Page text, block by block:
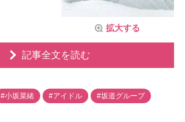
拡大する
記事全文を読む
#小坂菜緒 #アイドル #坂道グループ